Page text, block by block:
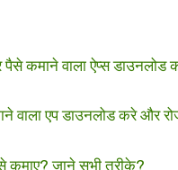
कमाने वाला ऐप्स
वाला एप डाउनलोड करे और
जाने सभी तरीके?